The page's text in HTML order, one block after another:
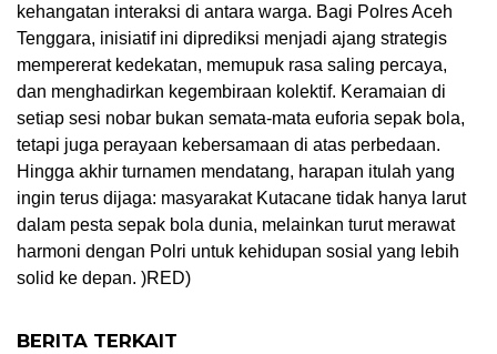
kehangatan interaksi di antara warga. Bagi Polres Aceh
Tenggara, inisiatif ini diprediksi menjadi ajang strategis
mempererat kedekatan, memupuk rasa saling percaya,
dan menghadirkan kegembiraan kolektif. Keramaian di
setiap sesi nobar bukan semata-mata euforia sepak bola,
tetapi juga perayaan kebersamaan di atas perbedaan.
Hingga akhir turnamen mendatang, harapan itulah yang
ingin terus dijaga: masyarakat Kutacane tidak hanya larut
dalam pesta sepak bola dunia, melainkan turut merawat
harmoni dengan Polri untuk kehidupan sosial yang lebih
solid ke depan. )RED)
BERITA TERKAIT